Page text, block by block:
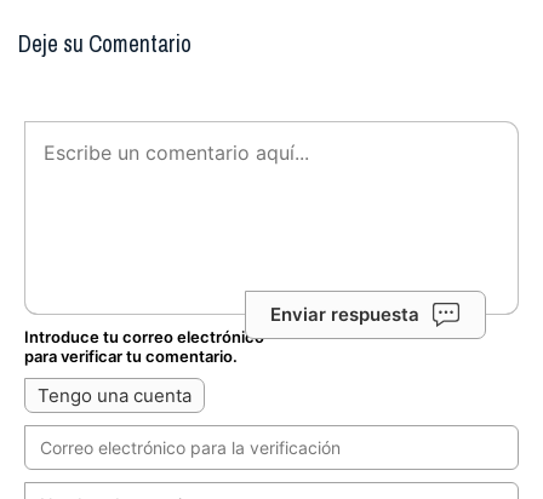
Deje su Comentario
Enviar respuesta
Introduce tu correo electrónico
para verificar tu comentario.
Tengo una cuenta